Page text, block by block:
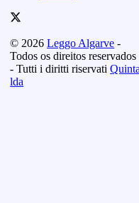
© 2026Leggo Algarve -
Todos os direitos reservados
- Tutti i diritti riservati
lda